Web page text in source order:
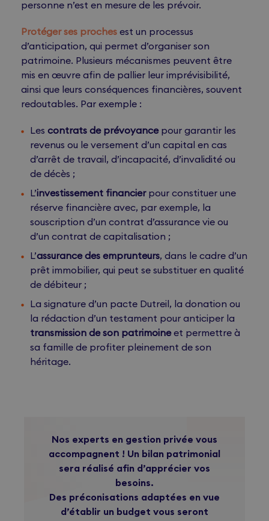
personne n’est en mesure de les prévoir.
Protéger ses proches est un processus
d’anticipation, qui permet d’organiser son
patrimoine. Plusieurs mécanismes peuvent être
mis en œuvre afin de pallier leur imprévisibilité,
ainsi que leurs conséquences financières, souvent
redoutables. Par exemple :
Les contrats de prévoyancepour garantir les
revenus ou le versement d’un capital en cas
d’arrêt de travail, d’incapacité, d’invalidité ou
de décès ;
L’investissement financierpour constituer une
réserve financière avec, par exemple, la
souscription d’un contrat d’assurance vie ou
d’un contrat de capitalisation ;
L’assurance des emprunteurs, dans le cadre d’un
prêt immobilier, qui peut se substituer en qualité
de débiteur ;
La signature d’un pacte Dutreil, la donation ou
la rédaction d’un testament pour anticiper la
transmission de son patrimoineet permettre à
sa famille de profiter pleinement de son
héritage.
Nos experts en gestion privée vous
accompagnent ! Un bilan patrimonial
sera réalisé afin d’apprécier vos
besoins.
Des préconisations adaptées en vue
d’établir un budget vous seront